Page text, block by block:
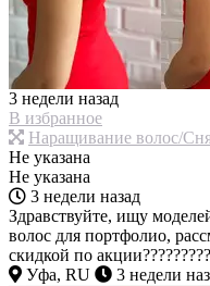
3 недели назад
В избранное
Наращивание волос/
Не указана
Не указана
3 недели назад
Здравствуйте, ищу
волос для портфолио,
скидкой по
Уфа, RU
3 недели